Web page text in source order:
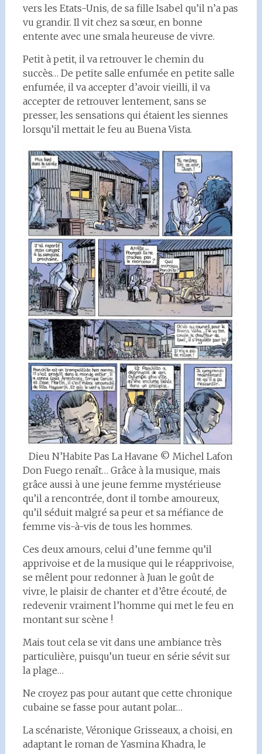
vers les Etats-Unis, de sa fille Isabel qu’il n’a pas
vu grandir. Il vit chez sa sœur, en bonne
entente avec une smala heureuse de vivre.
Petit à petit, il va retrouver le chemin du
succès… De petite salle enfumée en petite salle
enfumée, il va accepter d’avoir vieilli, il va
accepter de retrouver lentement, sans se
presser, les sensations qui étaient les siennes
lorsqu’il mettait le feu au Buena Vista.
Dieu N’Habite Pas La Havane © Michel Lafon
Don Fuego renaît… Grâce à la musique, mais
grâce aussi à une jeune femme mystérieuse
qu’il a rencontrée, dont il tombe amoureux,
qu’il séduit malgré sa peur et sa méfiance de
femme vis-à-vis de tous les hommes.
Ces deux amours, celui d’une femme qu’il
apprivoise et de la musique qui le réapprivoise,
se mêlent pour redonner à Juan le goût de
vivre, le plaisir de chanter et d’être écouté, de
redevenir vraiment l’homme qui met le feu en
montant sur scène !
Mais tout cela se vit dans une ambiance très
particulière, puisqu’un tueur en série sévit sur
la plage…
Ne croyez pas pour autant que cette chronique
cubaine se fasse pour autant polar…
La scénariste, Véronique Grisseaux, a choisi, en
adaptant le roman de Yasmina Khadra, le